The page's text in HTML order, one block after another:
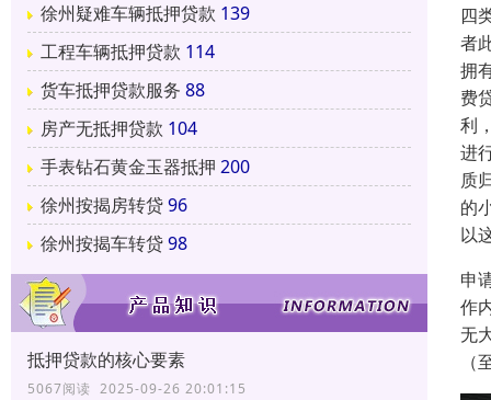
徐州疑难车辆抵押贷款 139
工程车辆抵押贷款 114
货车抵押贷款服务 88
房产无抵押贷款 104
手表钻石黄金玉器抵押 200
徐州按揭房转贷96
徐州按揭车转贷98
抵押贷款的核心要素
5067阅读 2025-09-26 20:01:15
四
者
拥
费
利
进
质
的
以
申
作
无